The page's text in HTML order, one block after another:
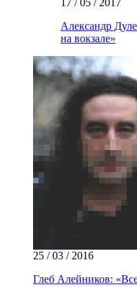
Александр
на вокзале»
25 / 03 / 2016
Глеб Алейников: